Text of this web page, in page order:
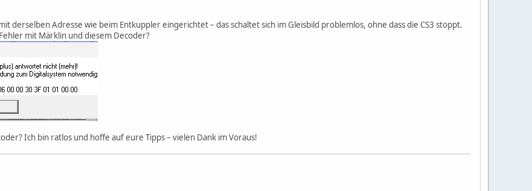
derselben Adresse wie beim Entkuppler eingerichtet – das schaltet sich im Gleisbild problemlos, ohne dass die CS3 stoppt.
mit Märklin und diesem Decoder?
Ich bin ratlos und hoffe auf eure Tipps – vielen Dank im Voraus!